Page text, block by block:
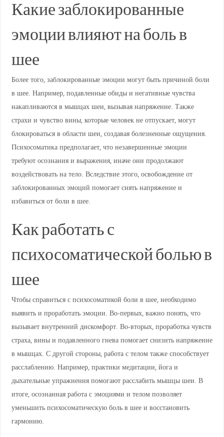
Какие заблокированные
эмоции влияют на боль в
шее
Более того, заблокированные эмоции могут быть причиной боли
в шее. Например, подавленные обиды и негативные чувства
накапливаются в мышцах шеи, вызывая напряжение. Также
страхи и чувство вины, которые человек не отпускает, могут
блокироваться в области шеи, создавая болезненные ощущения.
Психосоматика предполагает, что незавершенные эмоции
требуют осознания и выражения, иначе они продолжают
воздействовать на тело. Вследствие этого, освобождение от
заблокированных эмоций помогает снять напряжение и
избавиться от боли в шее.
Как работать с
психосоматической болью в
шее
Чтобы справиться с психосоматикой боли в шее, необходимо
выявить и проработать эмоции. Во-первых, важно понять, что
вызывает внутренний дискомфорт. Во-вторых, проработка чувств
страха, вины и подавленного гнева помогает снизить напряжение
в мышцах. С другой стороны, работа с телом также способствует
расслаблению. Например, практики медитации, йога и
дыхательные упражнения помогают расслабить мышцы шеи. В
итоге, осознанная работа с эмоциями и телом позволяет
уменьшить психосоматическую боль в шее и восстановить
гармонию.